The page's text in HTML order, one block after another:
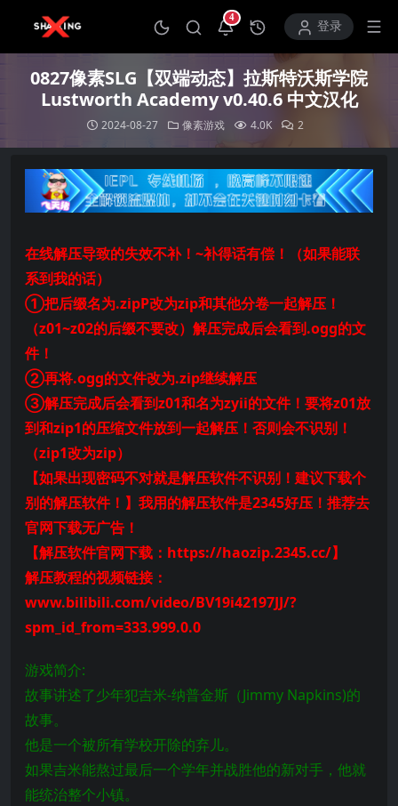
4
打开通知中心登录
0827像素SLG【双端动态】拉斯特沃斯学院
Lustworth Academy v0.40.6 中文汉化
2024-08-27 像素游戏 4.0K 2
在线解压导致的失效不补！~补得话有偿！（如果能联
系到我的话）
①把后缀名为.zipP改为zip和其他分卷一起解压！
（z01~z02的后缀不要改）解压完成后会看到.ogg的文
件！
②再将.ogg的文件改为.zip继续解压
③解压完成后会看到z01和名为zyii的文件！要将z01放
到和zip1的压缩文件放到一起解压！否则会不识别！
（zip1改为zip）
【如果出现密码不对就是解压软件不识别！建议下载个
别的解压软件！】我用的解压软件是2345好压！推荐去
官网下载无广告！
【解压软件官网下载：https://haozip.2345.cc/】
解压教程的视频链接：
www.bilibili.com/video/BV19i42197JJ/?
spm_id_from=333.999.0.0
游戏简介:
故事讲述了少年犯吉米-纳普金斯（Jimmy Napkins)的
故事。
他是一个被所有学校开除的弃儿。
如果吉米能熬过最后一个学年并战胜他的新对手，他就
能统治整个小镇。